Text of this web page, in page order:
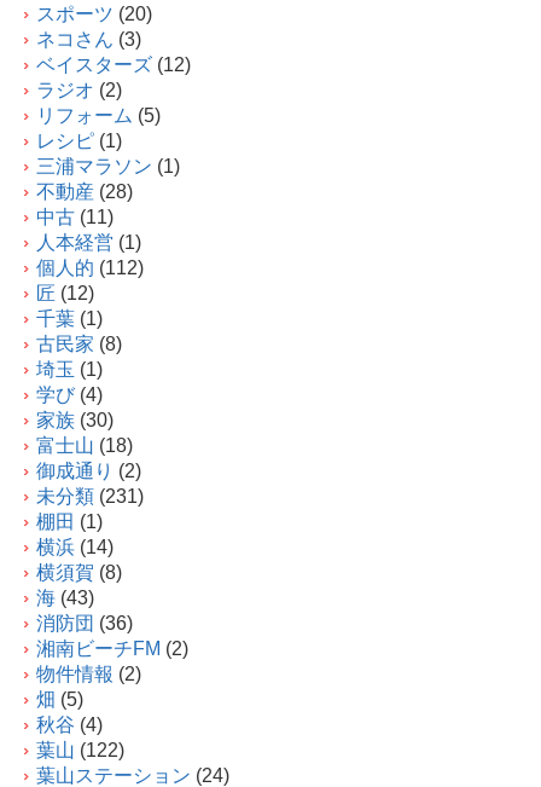
スポーツ (20)
ネコさん (3)
ベイスターズ (12)
ラジオ (2)
リフォーム (5)
レシピ (1)
三浦マラソン (1)
不動産 (28)
中古 (11)
人本経営 (1)
個人的 (112)
匠 (12)
千葉 (1)
古民家 (8)
埼玉 (1)
学び(4)
家族 (30)
富士山 (18)
御成通り (2)
未分類 (231)
棚田 (1)
横浜 (14)
横須賀 (8)
海 (43)
消防団 (36)
湘南ビーチFM (2)
物件情報 (2)
畑 (5)
秋谷 (4)
葉山 (122)
葉山ステーション (24)